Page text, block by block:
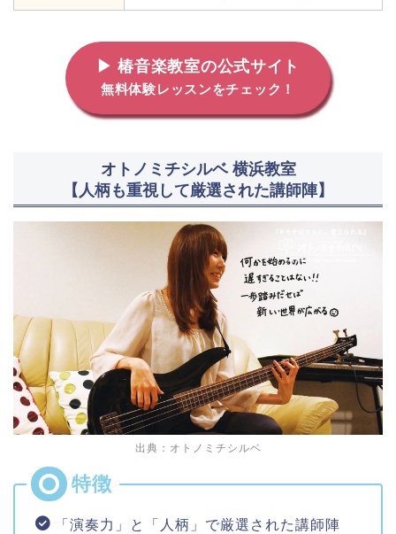
▶ 椿音楽教室の公式サイト
無料体験レッスンをチェック！
オトノミチシルベ 横浜教室
【人柄も重視して厳選された講師陣】
出典：オトノミチシルベ
「演奏力」と「人柄」で厳選された講師陣